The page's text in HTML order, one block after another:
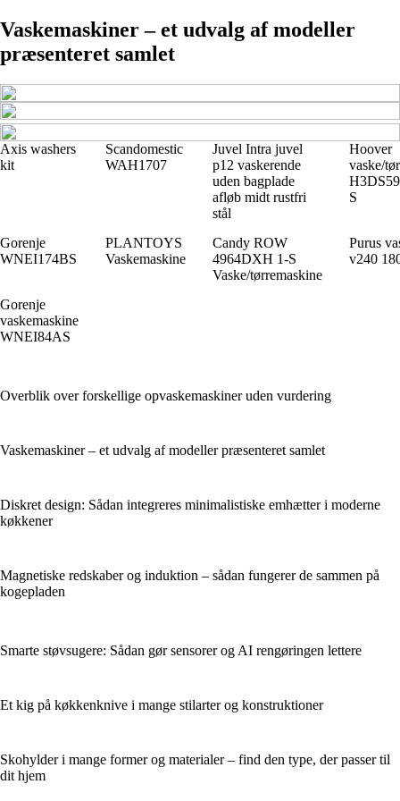
Vaskemaskiner – et udvalg af modeller
præsenteret samlet
Axis washers
kit
Scandomestic
WAH1707
Juvel Intra juvel
p12 vaskerende
uden bagplade
afløb midt rustfri
stål
Hoover
vaske/
S
Gorenje
WNEI174BS
PLANTOYS
Vaskemaskine
Candy ROW
4964DXH 1-S
Vaske/tørremaskine
Purus
v240
Gorenje
vaskemaskine
WNEI84AS
Overblik over forskellige opvaskemaskiner uden vurdering
Vaskemaskiner – et udvalg af modeller præsenteret samlet
Diskret design: Sådan integreres minimalistiske emhætter i moderne
køkkener
Magnetiske redskaber og induktion – sådan fungerer de sammen på
kogepladen
Smarte støvsugere: Sådan gør sensorer og AI rengøringen lettere
Et kig på køkkenknive i mange stilarter og konstruktioner
Skohylder i mange former og materialer – find den type, der passer til
dit hjem